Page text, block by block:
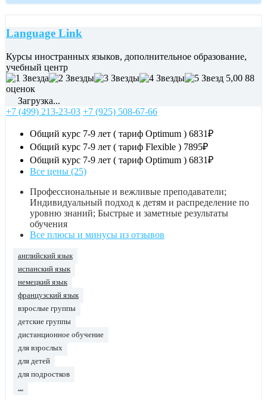
Language Link
Курсы иностранных языков, дополнительное образование,
учебный центр
5,00 88
оценок
Загрузка...
+7 (499) 213-23-03 +7 (925) 508-67-66
Общий курс 7-9 лет ( тариф Optimum ) 6831₽
Общий курс 7-9 лет ( тариф Flexible ) 7895₽
Общий курс 7-9 лет ( тариф Optimum ) 6831₽
Все цены (25)
Профессиональные и вежливые преподаватели;
Индивидуальный подход к детям и распределение по
уровню знаний; Быстрые и заметные результаты
обучения
Все плюсы и минусы из отзывов
английский язык
испанский язык
немецкий язык
французский язык
взрослые группы
детские группы
дистанционное обучение
для взрослых
для детей
для подростков